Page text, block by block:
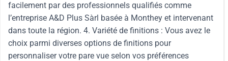
facilement par des professionnels qualifiés comme
l’entreprise A&D Plus Sàrl basée à Monthey et intervenant
dans toute la région. 4. Variété de finitions : Vous avez le
choix parmi diverses options de finitions pour
personnaliser votre pare vue selon vos préférences